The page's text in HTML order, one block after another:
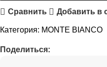
Сравнить Добавить в
Категория: MONTE BIANCO
Поделиться: